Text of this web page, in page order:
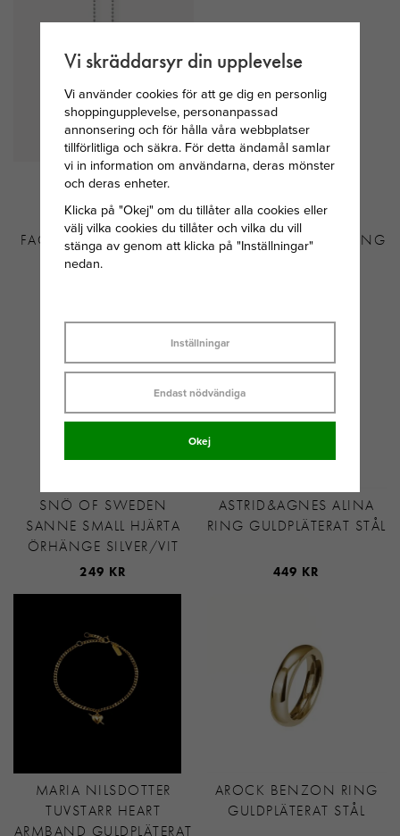
THOMAS SABO
SILVERKULOR
FACETTERADE 40-42-45
CM
ÖRHÄNGE
GULDPLÄTERAD MÄSSING
SNÖ OF SWEDEN
SANNE SMALL HJÄRTA
ÖRHÄNGE SILVER/VIT
249 KR
ASTRID&AGNES ALINA
RING GULDPLÄTERAT STÅL
449 KR
MARIA NILSDOTTER
TUVSTARR HEART
ARMBAND GULDPLÄTERAT
AROCK BENZON RING
GULDPLÄTERAT STÅL
Vi skräddarsyr din upplevelse
Vi använder cookies för att ge dig en personlig
shoppingupplevelse, personanpassad
annonsering och för hålla våra webbplatser
tillförlitliga och säkra. För detta ändamål samlar
vi in information om användarna, deras mönster
och deras enheter.
Klicka på "Okej" om du tillåter alla cookies eller
välj vilka cookies du tillåter och vilka du vill
stänga av genom att klicka på "Inställningar"
nedan.
Inställningar
Endast nödvändiga
Okej